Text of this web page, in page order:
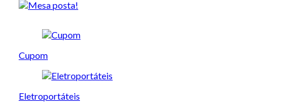
Cupom
Eletroportáteis